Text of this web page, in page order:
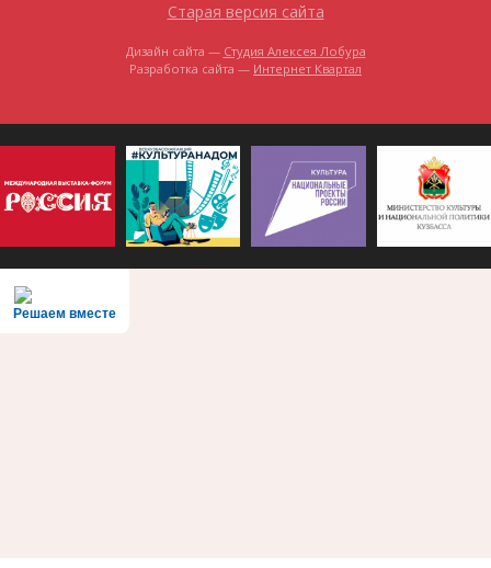
Старая версия сайта
Дизайн сайта — Студия Алексея Лобура
Разработка сайта — Интернет Квартал
Решаем вместе